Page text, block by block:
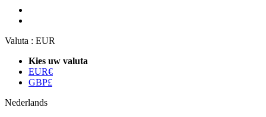
Valuta : EUR
Kies uw valuta
EUR€
GBP£
Nederlands